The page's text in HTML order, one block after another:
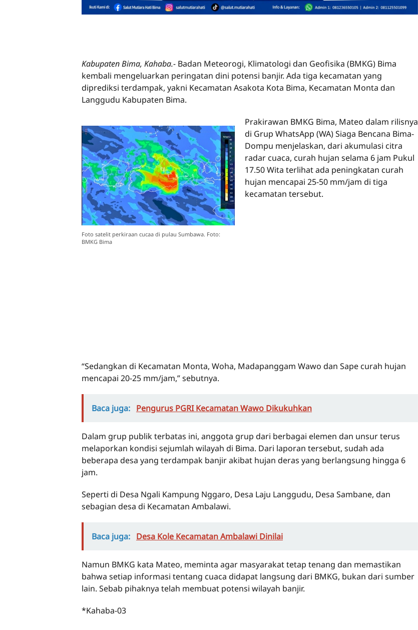
Kabupaten Bima, Kahaba.- Badan Meteorogi, Klimatologi dan Geofisika (BMKG) Bima
kembali mengeluarkan peringatan dini potensi banjir. Ada tiga kecamatan yang
diprediksi terdampak, yakni Kecamatan Asakota Kota Bima, Kecamatan Monta dan
Langgudu Kabupaten Bima.
Foto satelit perkiraan cucaa di pulau Sumbawa. Foto:
BMKG Bima
Prakirawan BMKG Bima, Mateo dalam rilisnya
di Grup WhatsApp (WA) Siaga Bencana Bima-
Dompu menjelaskan, dari akumulasi citra
radar cuaca, curah hujan selama 6 jam Pukul
17.50 Wita terlihat ada peningkatan curah
hujan mencapai 25-50 mm/jam di tiga
kecamatan tersebut.
“Sedangkan di Kecamatan Monta, Woha, Madapanggam Wawo dan Sape curah hujan
mencapai 20-25 mm/jam,” sebutnya.
Baca juga: Pengurus PGRI Kecamatan Wawo Dikukuhkan
Dalam grup publik terbatas ini, anggota grup dari berbagai elemen dan unsur terus
melaporkan kondisi sejumlah wilayah di Bima. Dari laporan tersebut, sudah ada
beberapa desa yang terdampak banjir akibat hujan deras yang berlangsung hingga 6
jam.
Seperti di Desa Ngali Kampung Nggaro, Desa Laju Langgudu, Desa Sambane, dan
sebagian desa di Kecamatan Ambalawi.
Baca juga: Desa Kole Kecamatan Ambalawi Dinilai
Namun BMKG kata Mateo, meminta agar masyarakat tetap tenang dan memastikan
bahwa setiap informasi tentang cuaca didapat langsung dari BMKG, bukan dari sumber
lain. Sebab pihaknya telah membuat potensi wilayah banjir.
*Kahaba-03